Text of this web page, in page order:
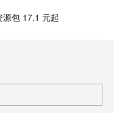
源包 17.1 元起